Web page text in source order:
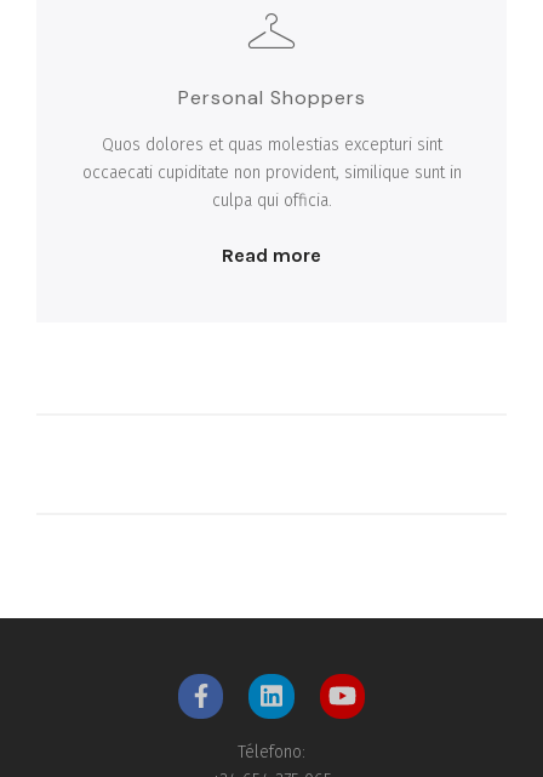
Personal Shoppers
Quos dolores et quas molestias excepturi sint
occaecati cupiditate non provident, similique sunt in
culpa qui officia.
Read more
Télefono: